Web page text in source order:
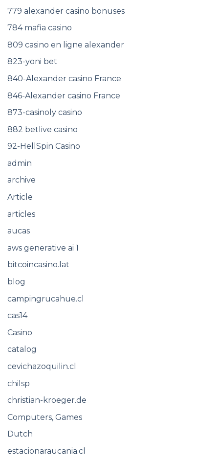
779 alexander casino bonuses
784 mafia casino
809 casino en ligne alexander
823-yoni bet
840-Alexander casino France
846-Alexander casino France
873-casinoly casino
882 betlive casino
92-HellSpin Casino
admin
archive
Article
articles
aucas
aws generative ai 1
bitcoincasino.lat
blog
campingrucahue.cl
cas14
Casino
catalog
cevichazoquilin.cl
chilsp
christian-kroeger.de
Computers, Games
Dutch
estacionaraucania.cl